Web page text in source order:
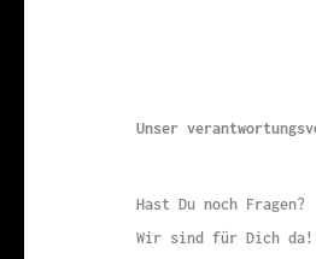
Unser
Hast Du noch Fragen?
Wir sind für Dich da!